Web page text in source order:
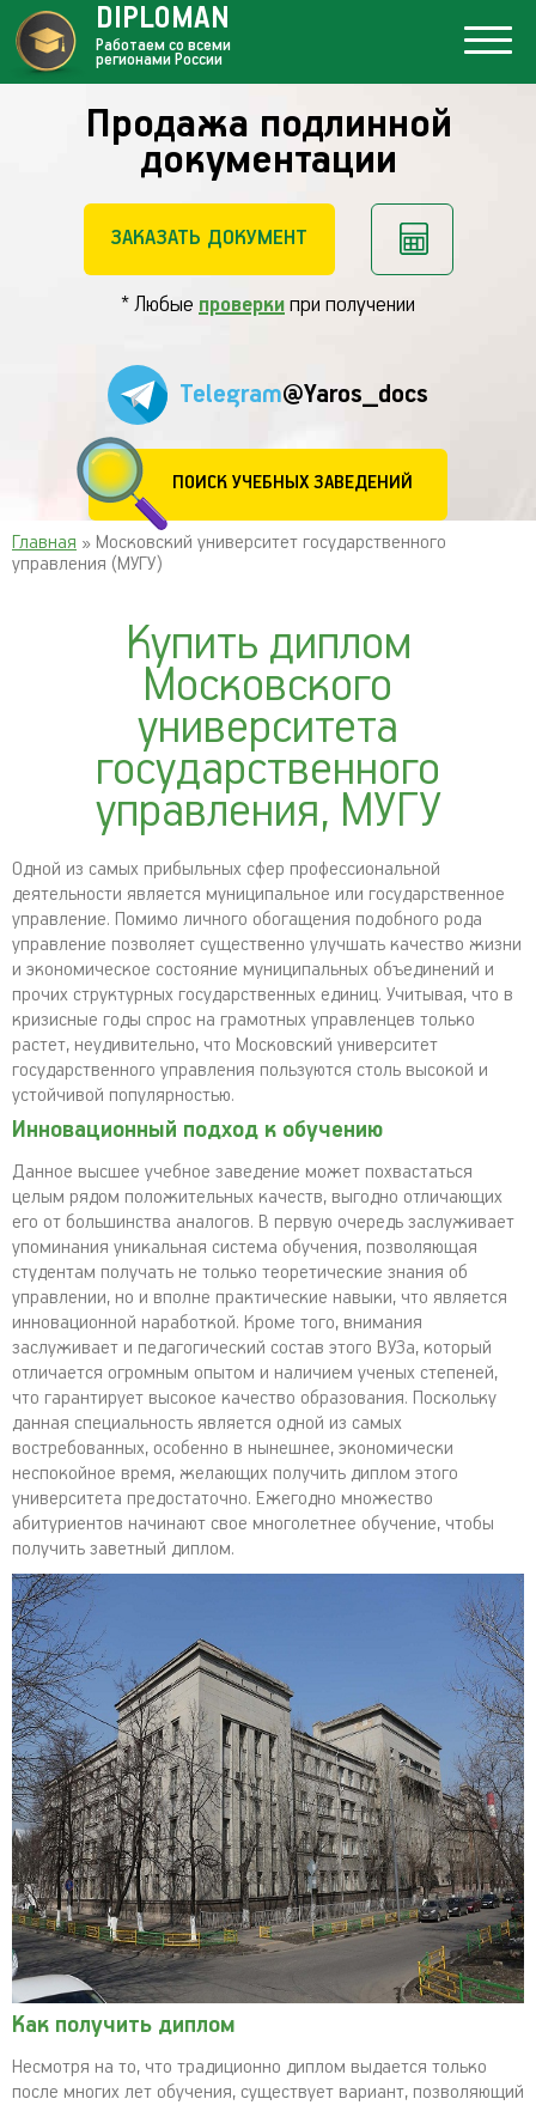
Продажа подлинной
документации
ЗАКАЗАТЬ ДОКУМЕНТ
* Любые проверки при получении
Telegram@Yaros_docs
ПОИСК УЧЕБНЫХ ЗАВЕДЕНИЙ
DIPLOMAN
Работаем со всеми
регионами России
Главная » Московский университет государственного
управления (МУГУ)
Купить диплом
Московского
университета
государственного
управления, МУГУ
Одной из самых прибыльных сфер профессиональной
деятельности является муниципальное или государственное
управление. Помимо личного обогащения подобного рода
управление позволяет существенно улучшать качество жизни
и экономическое состояние муниципальных объединений и
прочих структурных государственных единиц. Учитывая, что в
кризисные годы спрос на грамотных управленцев только
растет, неудивительно, что Московский университет
государственного управления пользуются столь высокой и
устойчивой популярностью.
Инновационный подход к обучению
Данное высшее учебное заведение может похвастаться
целым рядом положительных качеств, выгодно отличающих
его от большинства аналогов. В первую очередь заслуживает
упоминания уникальная система обучения, позволяющая
студентам получать не только теоретические знания об
управлении, но и вполне практические навыки, что является
инновационной наработкой. Кроме того, внимания
заслуживает и педагогический состав этого ВУЗа, который
отличается огромным опытом и наличием ученых степеней,
что гарантирует высокое качество образования. Поскольку
данная специальность является одной из самых
востребованных, особенно в нынешнее, экономически
неспокойное время, желающих получить диплом этого
университета предостаточно. Ежегодно множество
абитуриентов начинают свое многолетнее обучение, чтобы
получить заветный диплом.
Как получить диплом
Несмотря на то, что традиционно диплом выдается только
после многих лет обучения, существует вариант, позволяющий